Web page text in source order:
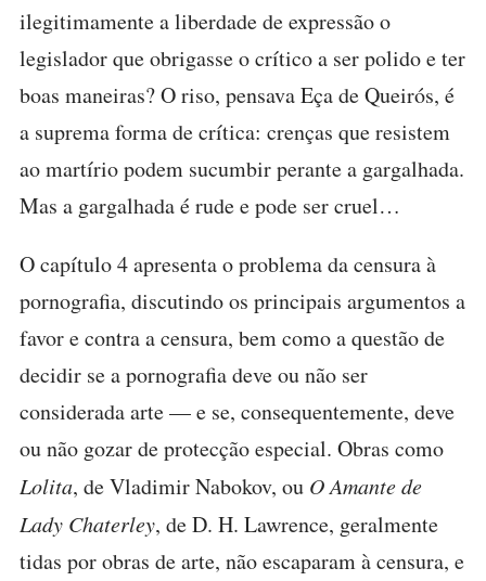
ilegitimamente a liberdade de expressão o
legislador que obrigasse o crítico a ser polido e ter
boas maneiras? O riso, pensava Eça de Queirós, é
a suprema forma de crítica: crenças que resistem
ao martírio podem sucumbir perante a gargalhada.
Mas a gargalhada é rude e pode ser cruel…
O capítulo 4 apresenta o problema da censura à
pornografia, discutindo os principais argumentos a
favor e contra a censura, bem como a questão de
decidir se a pornografia deve ou não ser
considerada arte — e se, consequentemente, deve
ou não gozar de protecção especial. Obras como
Lolita, de Vladimir Nabokov, ou O Amante de
Lady Chaterley, de D. H. Lawrence, geralmente
tidas por obras de arte, não escaparam à censura, e